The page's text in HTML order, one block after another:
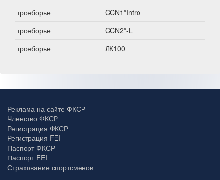
троеборье
CCN1*Intro
троеборье
CCN2*-L
троеборье
ЛК100
Реклама на сайте ФКСР
Членство ФКСР
Регистрация ФКСР
Регистрация FEI
Паспорт ФКСР
Паспорт FEI
Страхование спортсменов